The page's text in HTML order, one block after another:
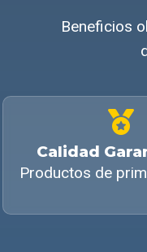
Beneficios
Calidad
Productos de